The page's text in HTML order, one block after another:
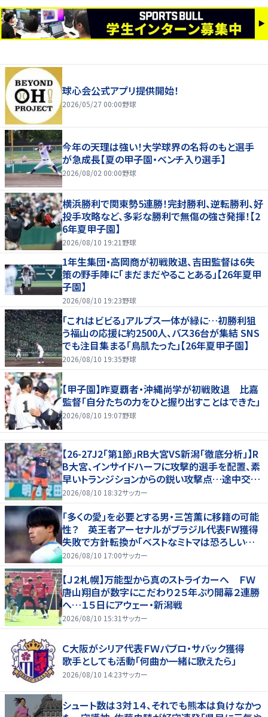
球心会公式アプリ提供開始！
2026/05/27 00:00野球
今年の天理は強い！大学球界の名将のもと選手
が急成長【夏の甲子園・ベンチ入り選手】
2026/08/02 00:00野球
横浜勝利で関東勢5連勝！完封勝利、逆転勝利、好
投手攻略など、多彩な勝利で無傷の強さ発揮！【2
6年夏甲子園】
2026/08/10 19:21 野球
1年生集団・高岡商が初戦敗退、吉田監督は6失
策の野手陣に｢まだまだやることある」【26年夏甲
子園】
2026/08/10 19:23野球
「これはビビる」アルプス一体が緑に…初勝利狙
う福山の応援に約2500人、バス36台が集結 SNS
でも注目集まる「鳥肌たった」【26年夏甲子園】
2026/08/10 19:35野球
【甲子園】昨夏覇者・沖縄尚学が初戦敗退 比嘉
監督「自分たちの力をひと握り出すことはできた」
2026/08/10 19:07野球
【26-27J2「第1節」RB大宮VS新潟「徹底分析」】R
B大宮、インサイドハーフに攻撃的選手を配置、素
早いトランジションからの鋭い攻撃点…途中交代
での“メッセージ”も(1)
2026/08/10 18:32サッカー
「多くの愛」を必要とする男・三笘薫に移籍の可能
性？ 英王者アーセナルがブラジル代表FW獲得
失敗で方針転換か「ベストなミトマは恐ろしいほ
ど優れている」
2026/08/10 17:00サッカー
【Ｊ２札幌】万能型から真のストライカーへ ＦＷ
唐山翔自が数字にこだわり２５年ぶり開幕２連勝
へ…１５日にアウェー・新潟戦
2026/08/10 15:31サッカー
Ｃ大阪がシリア代表ＦＷパブロ・サバック獲得
歌手としても活動「何曲か一緒に歌えたら」
2026/08/10 14:23サッカー
シュート数は３対１４、それでも熊本は負けなかっ